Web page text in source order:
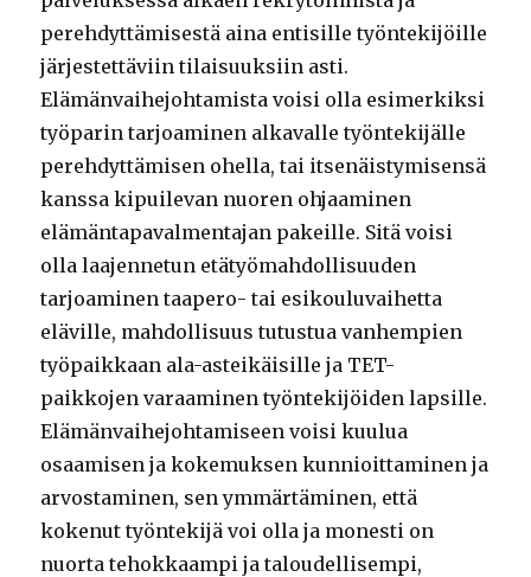
perehdyttämisestä aina entisille työntekijöille
järjestettäviin tilaisuuksiin asti.
Elämänvaihejohtamista voisi olla esimerkiksi
työparin tarjoaminen alkavalle työntekijälle
perehdyttämisen ohella, tai itsenäistymisensä
kanssa kipuilevan nuoren ohjaaminen
elämäntapavalmentajan pakeille. Sitä voisi
olla laajennetun etätyömahdollisuuden
tarjoaminen taapero- tai esikouluvaihetta
eläville, mahdollisuus tutustua vanhempien
työpaikkaan ala-asteikäisille ja TET-
paikkojen varaaminen työntekijöiden lapsille.
Elämänvaihejohtamiseen voisi kuulua
osaamisen ja kokemuksen kunnioittaminen ja
arvostaminen, sen ymmärtäminen, että
kokenut työntekijä voi olla ja monesti on
nuorta tehokkaampi ja taloudellisempi,